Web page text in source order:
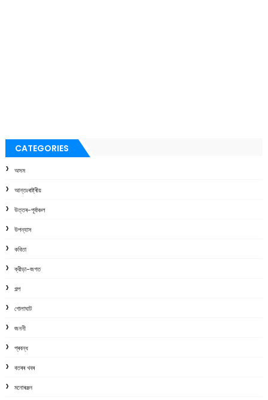
CATEGORIES
অসম
আন্তঃৰাষ্ট্ৰীয়
উত্তৰ-পূৰ্বাঞ্চল
উপন্যাস
কবিতা
ক্রীড়া-জগত
গল্প
গোলাঘাট
জননী
প্ৰবন্ধ
বতৰৰ খবৰ
মনোৰঞ্জন